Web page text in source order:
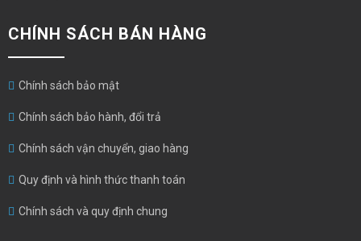
CHÍNH SÁCH BÁN HÀNG
Chính sách bảo mật
Chính sách bảo hành, đổi trả
Chính sách vận chuyển, giao hàng
Quy định và hình thức thanh toán
Chính sách và quy định chung